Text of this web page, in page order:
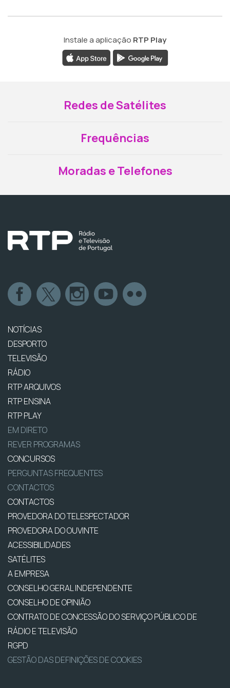
Instale a aplicação RTP Play
Redes de Satélites
Frequências
Moradas e Telefones
NOTÍCIAS
DESPORTO
TELEVISÃO
RÁDIO
RTP ARQUIVOS
RTP ENSINA
RTP PLAY
EM DIRETO
REVER PROGRAMAS
CONCURSOS
PERGUNTAS FREQUENTES
CONTACTOS
CONTACTOS
PROVEDORA DO TELESPECTADOR
PROVEDORA DO OUVINTE
ACESSIBILIDADES
SATÉLITES
A EMPRESA
CONSELHO GERAL INDEPENDENTE
CONSELHO DE OPINIÃO
CONTRATO DE CONCESSÃO DO SERVIÇO PÚBLICO DE
RÁDIO E TELEVISÃO
RGPD
GESTÃO DAS DEFINIÇÕES DE COOKIES